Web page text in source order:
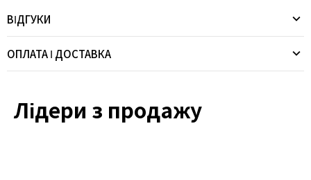
ВІДГУКИ
ОПЛАТА І ДОСТАВКА
Лідери з продажу